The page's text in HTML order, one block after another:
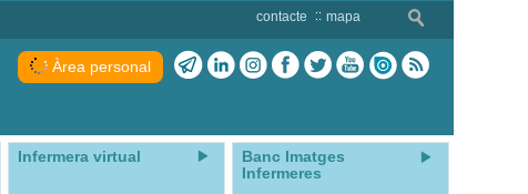
contacte mapa
Àrea personal
Infermera virtual
Banc Imatges
Infermeres